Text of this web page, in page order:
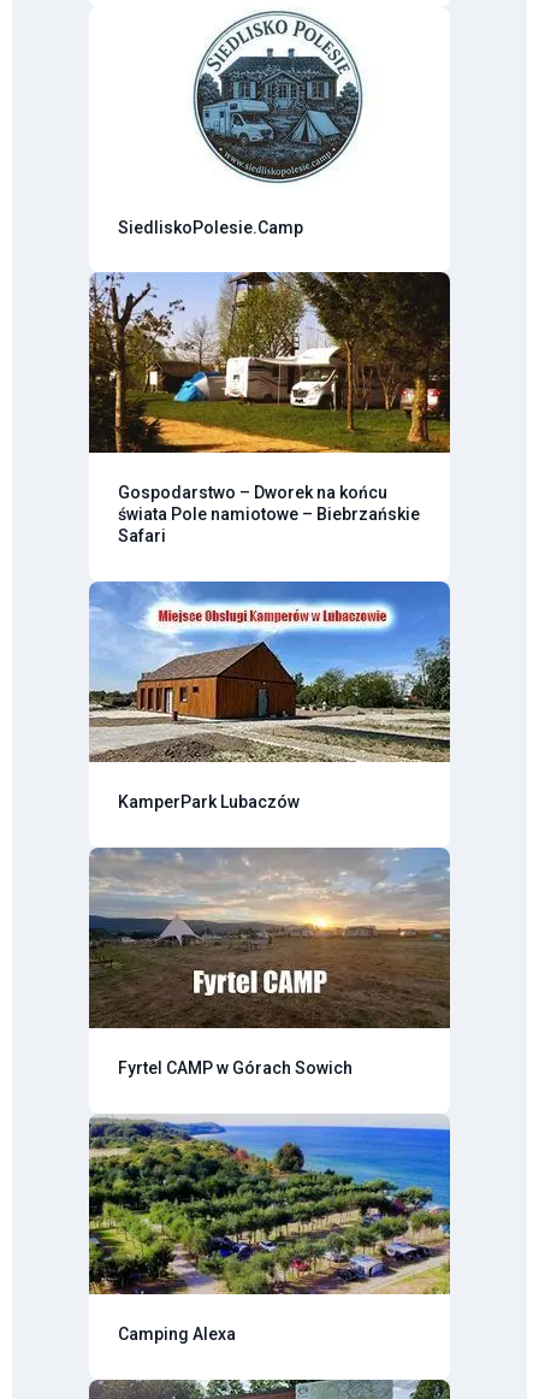
SiedliskoPolesie.Camp
Gospodarstwo – Dworek na końcu
świata Pole namiotowe – Biebrzańskie
Safari
KamperPark Lubaczów
Fyrtel CAMP w Górach Sowich
Camping Alexa